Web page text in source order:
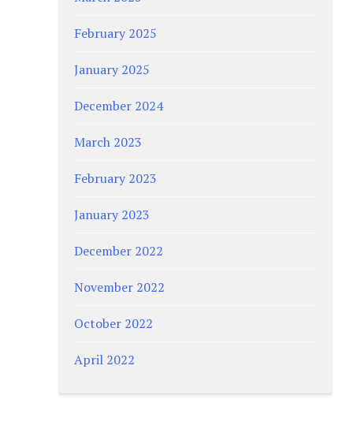
February 2025
January 2025
December 2024
March 2023
February 2023
January 2023
December 2022
November 2022
October 2022
April 2022